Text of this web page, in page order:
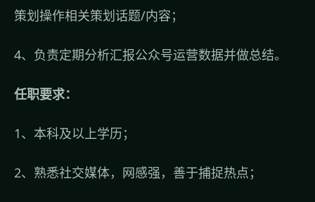
策划操作相关策划话题/内容；
4、负责定期分析汇报公众号运营数据并做总结。
任职要求：
1、本科及以上学历；
2、熟悉社交媒体，网感强，善于捕捉热点；